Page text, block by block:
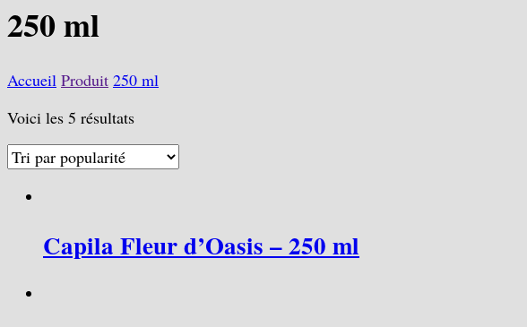
250 ml
Accueil Produit 250 ml
Voici les 5 résultats
Capila Fleur d’Oasis – 250 ml